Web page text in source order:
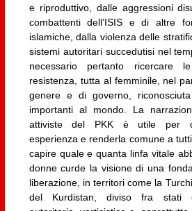
e riproduttivo, dalle aggressioni
combattenti dell’ISIS e di altre
islamiche, dalla violenza delle
sistemi autoritari succedutisi nel
necessario pertanto ricercare
resistenza, tutta al femminile, nel
genere e di governo,
importanti al mondo. La
attiviste del PKK è utile per
esperienza e renderla comune a
capire quale e quanta linfa vitale
donne curde la visione di una
liberazione, in territori come la
del Kurdistan, diviso fra stati